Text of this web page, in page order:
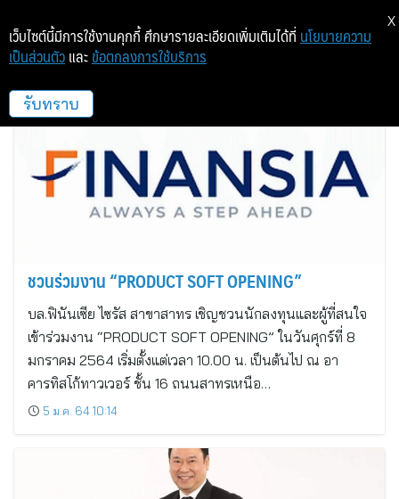
finance_image_th
ชวนร่วมงาน “PRODUCT SOFT OPENING”
บล.ฟินันเซีย ไซรัส สาขาสาทร เชิญชวนนักลงทุนและผู้ที่สนใจ
เข้าร่วมงาน “PRODUCT SOFT OPENING” ในวันศุกร์ที่ 8
มกราคม 2564 เริ่มตั้งแต่เวลา 10.00 น. เป็นต้นไป ณ อา
คารทิสโก้ทาวเวอร์ ชั้น 16 ถนนสาทรเหนือ…
5 ม.ค. 64 10:14
เว็บไซต์นี้มีการใช้งานคุกกี้ ศึกษารายละเอียดเพิ่มเติมได้ที่ นโยบายความ
เป็นส่วนตัว และ ข้อตกลงการใช้บริการ
รับทราบ
X